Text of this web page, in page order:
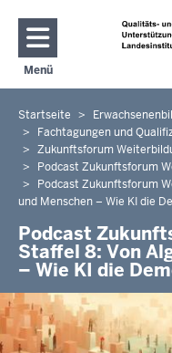
Menü
Navigation aktivieren/
Sie
befinden
sich
hier
Startseite
Fachtagungen und
Zukunftsforum
Podcast Zukunftsforum
Podcast Zukunftsforum
und Menschen – Wie KI die
Podcast
Staffel 8: Von
– Wie KI die